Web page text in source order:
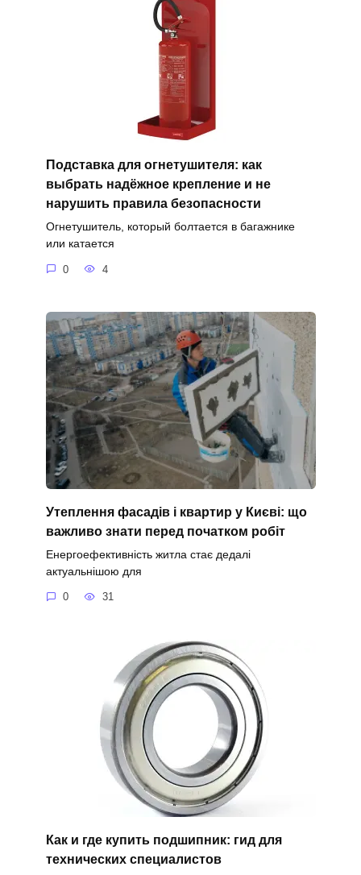
Подставка для огнетушителя: как
выбрать надёжное крепление и не
нарушить правила безопасности
Огнетушитель, который болтается в багажнике
или катается
0 4
Утеплення фасадів і квартир у Києві: що
важливо знати перед початком робіт
Енергоефективність житла стає дедалі
актуальнішою для
0 31
Как и где купить подшипник: гид для
технических специалистов